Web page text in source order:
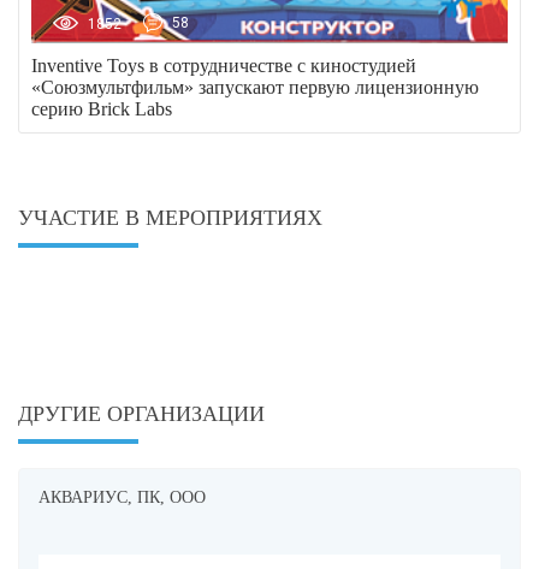
1852 58
Inventive Toys в сотрудничестве с киностудией
«Союзмультфильм» запускают первую лицензионную
серию Brick Labs
УЧАСТИЕ В МЕРОПРИЯТИЯХ
ДРУГИЕ ОРГАНИЗАЦИИ
ООО